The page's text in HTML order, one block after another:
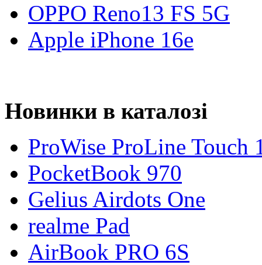
OPPO Reno13 FS 5G
Apple iPhone 16e
Новинки в каталозі
ProWise ProLine Touch
PocketBook 970
Gelius Airdots One
realme Pad
AirBook PRO 6S